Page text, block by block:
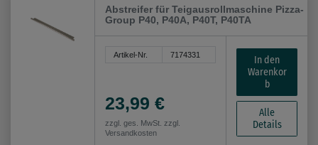
Abstreifer für Teigausrollmaschine Pizza-
Group P40, P40A, P40T, P40TA
Artikel-Nr. 7174331
23,99 €
zzgl. ges. MwSt. zzgl.
Versandkosten
In den
Warenkor
b
Alle
Details